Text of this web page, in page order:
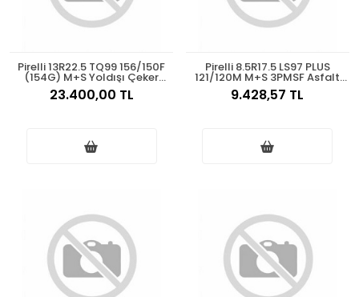
Pirelli 13R22.5 TQ99 156/150F
(154G) M+S Yoldışı Çeker
2025
23.400,00 TL
Pirelli 8.5R17.5 LS97 PLUS
121/120M M+S 3PMSF Asfalt
Düz 2025
9.428,57 TL